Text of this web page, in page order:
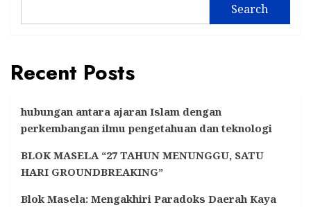
Search
Recent Posts
hubungan antara ajaran Islam dengan
perkembangan ilmu pengetahuan dan teknologi
BLOK MASELA “27 TAHUN MENUNGGU, SATU
HARI GROUNDBREAKING”
Blok Masela: Mengakhiri Paradoks Daerah Kaya